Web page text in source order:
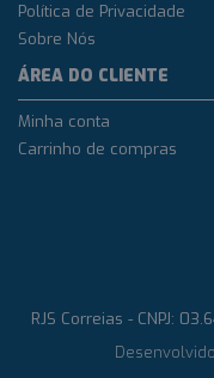
Política de Privacidade
Sobre Nós
ÁREA DO CLIENTE
Minha conta
Carrinho de compras
RJS Correias - CNPJ: